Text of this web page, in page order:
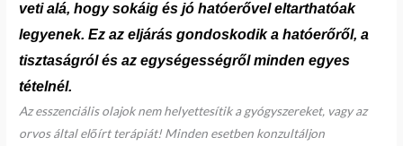
veti alá, hogy sokáig és jó hatóerővel eltarthatóak
legyenek. Ez az eljárás gondoskodik a hatóerőről,a
tisztaságról és az egységességről minden egyes
tételnél.
Az esszenciális olajok nem helyettesítik a gyógyszereket, vagy az
orvos által előírt terápiát! Minden esetben konzultáljon